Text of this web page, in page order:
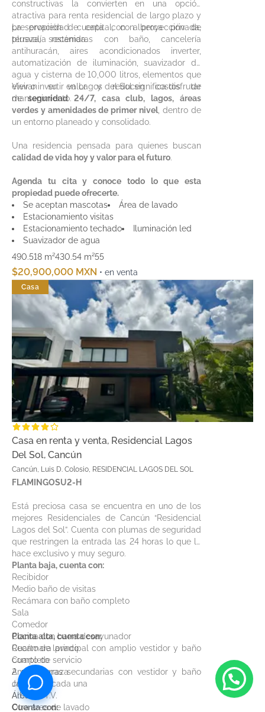
constructivas la convierten en una opción
atractiva para renta residencial de largo plazo y
preservación de capital, con proyección de
plusvalía sostenida.
La propiedad cuenta con alberca privada,
terraza, recámaras con baño, cancelería
antihuracán, aires acondicionados inverter,
automatización de iluminación, suavizador de
agua y cisterna de 10,000 litros, elementos que
elevan su valor y reducen costos de
mantenimiento.
Vivir o invertir en Lagos del Sol significa disfrutar
deseguridad 24/7, casa club, lagos, áreas
verdes y amenidades de primer nivel, dentro de
un entorno planeado y consolidado.
Una residencia pensada para quienes buscan
calidad de vida hoy y valor para el futuro.
Agenda tu cita y conoce todo lo que esta
propiedad puede ofrecerte.
Se aceptan mascotas
Área de lavado
Estacionamiento visitas
Estacionamiento techado
Iluminación led
Suavizador de agua
490.518 m²430.54 m²55
$20,900,000 MXN • en venta
Casa
Casa en renta y venta, Residencial Lagos
Del Sol, Cancún
Cancún, Luis D. Colosio, RESIDENCIAL LAGOS DEL SOL
FLAMINGOSU2-H
Está preciosa casa se encuentra en uno de los
mejores Residenciales de Cancún “Residencial
Lagos del Sol”. Cuenta con plumas de seguridad
que restringen la entrada las 24 horas lo que lo
hace exclusivo y muy seguro.
Planta baja, cuenta con:
Recibidor
Medio baño de visitas
Recámara con baño completo
Sala
Comedor
Cocina con barra desayunador
Cuarto de lavado
Cuarto de servicio
Amplia terraza
Jardín
Alberca
Planta alta, cuenta con:
Recámara principal con amplio vestidor y baño
completo
2 recámaras secundarias con vestidor y baño
completo cada una
Área de T.V.
Otra área de lavado
Cuenta con: